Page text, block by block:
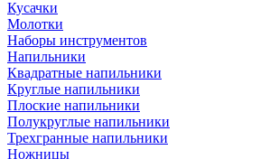
Кусачки
Молотки
Наборы инструментов
Напильники
Квадратные напильники
Круглые напильники
Плоские напильники
Полукруглые напильники
Трехгранные напильники
Ножницы